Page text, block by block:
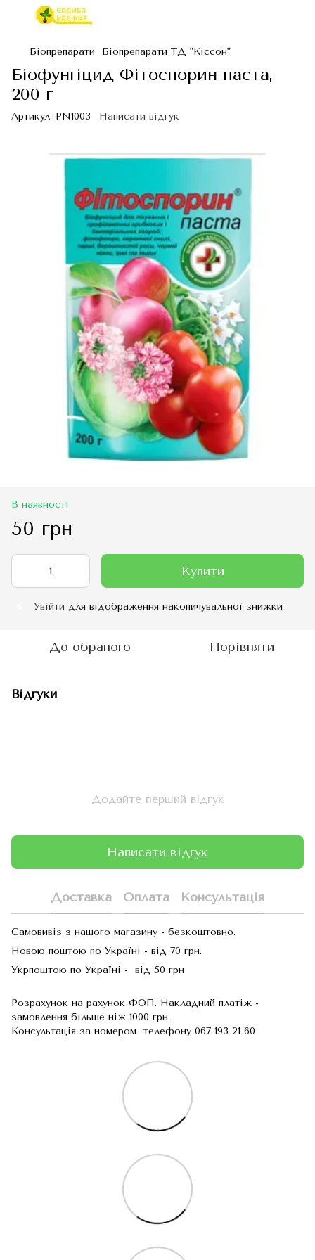
Біопрепарати Біопрепарати ТД "Кіссон"
Біофунгіцид Фітоспорин паста,
200 г
Артикул: PN1003 Написати відгук
В наявності
50 грн
Купити
Увійти для відображення накопичувальної знижки
До обраного Порівняти
Відгуки
Додайте перший відгук
Написати відгук
Доставка Оплата Консультація
Самовивіз з нашого магазину - безкоштовно.
Новою поштою по Україні - від 70 грн.
Укрпоштою по Україні - від 50 грн
Розрахунок на рахунок ФОП. Накладний платіж -
замовлення більше ніж 1000 грн.
Консультація за номером телефону 067 193 21 60